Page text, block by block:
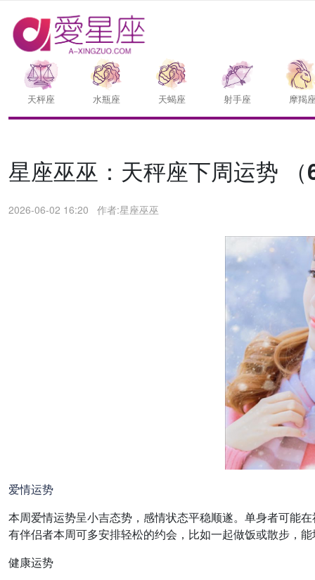
天枰座 水瓶座 天蝎座 射手座 摩羯
星座巫巫：天秤座下周运势
2026-06-02 16:20 作者:星座巫巫
爱情运势
本周爱情运势呈小吉态势，感情状态平稳顺遂。单身者可能
有伴侣者本周可多安排轻松的约会，比如一起做饭或散步，
健康运势